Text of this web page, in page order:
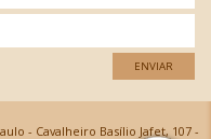
ENVIAR
- Cavalheiro Basílio Jafet, 107 -